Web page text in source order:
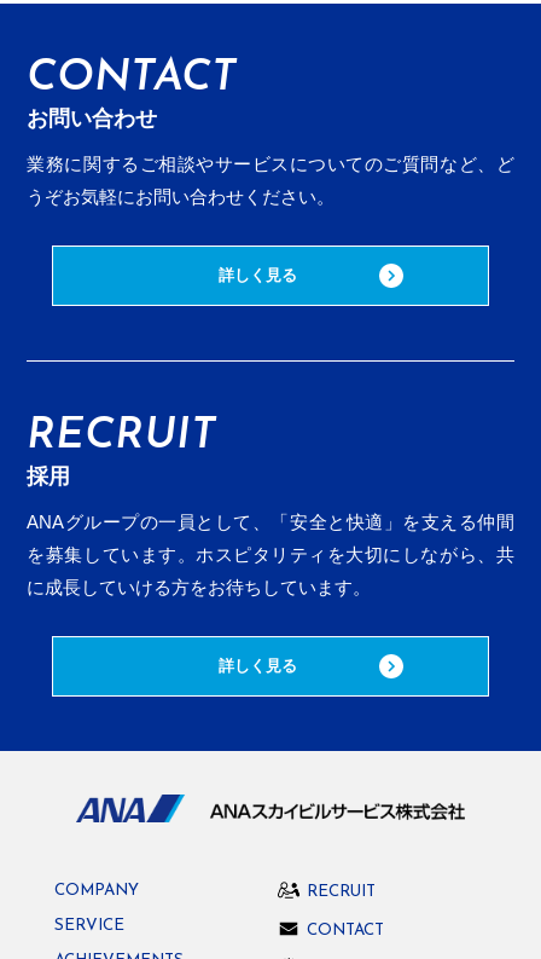
CONTACT
お問い合わせ
業務に関するご相談やサービスについてのご質問など、
ど
うぞお気軽にお問い合わせください。
詳しく見る
RECRUIT
採用
ANAグループの一員として、「安全と快適」を支える仲間
を募集しています。ホスピタリティを大切にしながら、 共
に成長していける方をお待ちしています。
詳しく見る
COMPANY
SERVICE
RECRUIT
CONTACT